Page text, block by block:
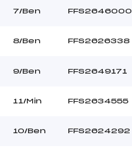
7/Ben FFS2646000
8/Ben FFS2626338
9/Ben FFS2649171
11/Min FFS2634555
10/Ben FFS2624292